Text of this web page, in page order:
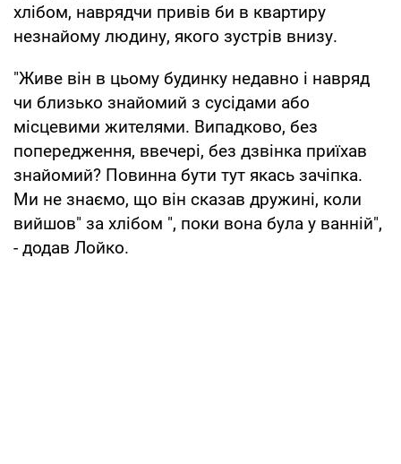
хлібом, наврядчи привів би в квартиру
незнайому людину, якого зустрів внизу.
"Живе він в цьому будинку недавно і навряд
чи близько знайомий з сусідами або
місцевими жителями. Випадково, без
попередження, ввечері, без дзвінка приїхав
знайомий? Повинна бути тут якась зачіпка.
Ми не знаємо, що він сказав дружині, коли
вийшов" за хлібом ", поки вона була у ванній",
- додав Лойко.